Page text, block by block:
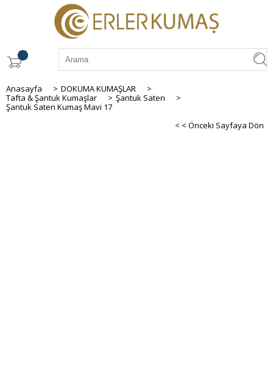
Anasayfa > DOKUMA KUMAŞLAR
>
Tafta & Şantuk Kumaşlar
> Şantuk Saten
>
Şantuk Saten Kumaş Mavi 17
< < Önceki Sayfaya Dön